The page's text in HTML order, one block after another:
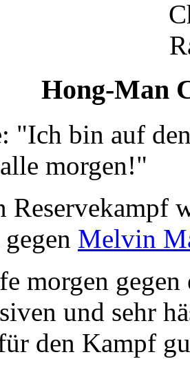
Hong-Man
"Ich bin auf
morgen!"
Reservekampf
Melvin
morgen
und sehr
den Kampf